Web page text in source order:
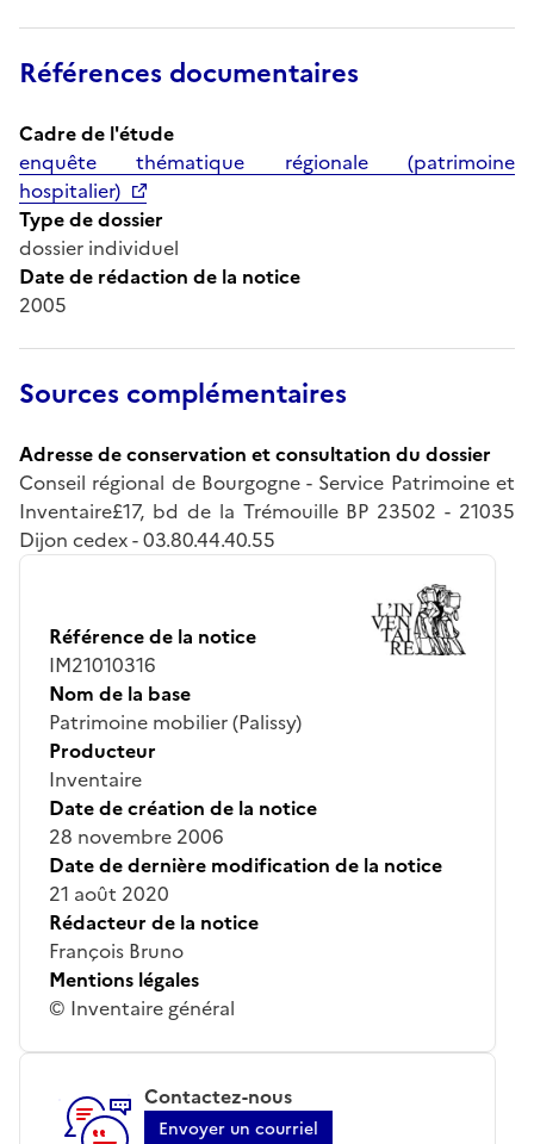
Références documentaires
Cadre de l'étude
enquête thématique régionale (patrimoine
hospitalier)
Type de dossier
dossier individuel
Date de rédaction de la notice
2005
Sources complémentaires
Adresse de conservation et consultation du dossier
Conseil régional de Bourgogne - Service Patrimoine et
Inventaire£17, bd de la Trémouille BP 23502 - 21035
Dijon cedex - 03.80.44.40.55
Référence de la notice
IM21010316
Nom de la base
Patrimoine mobilier (Palissy)
Producteur
Inventaire
Date de création de la notice
28 novembre 2006
Date de dernière modification de la notice
21 août 2020
Rédacteur de la notice
François Bruno
Mentions légales
© Inventaire général
Contactez-nous
Envoyer un courriel